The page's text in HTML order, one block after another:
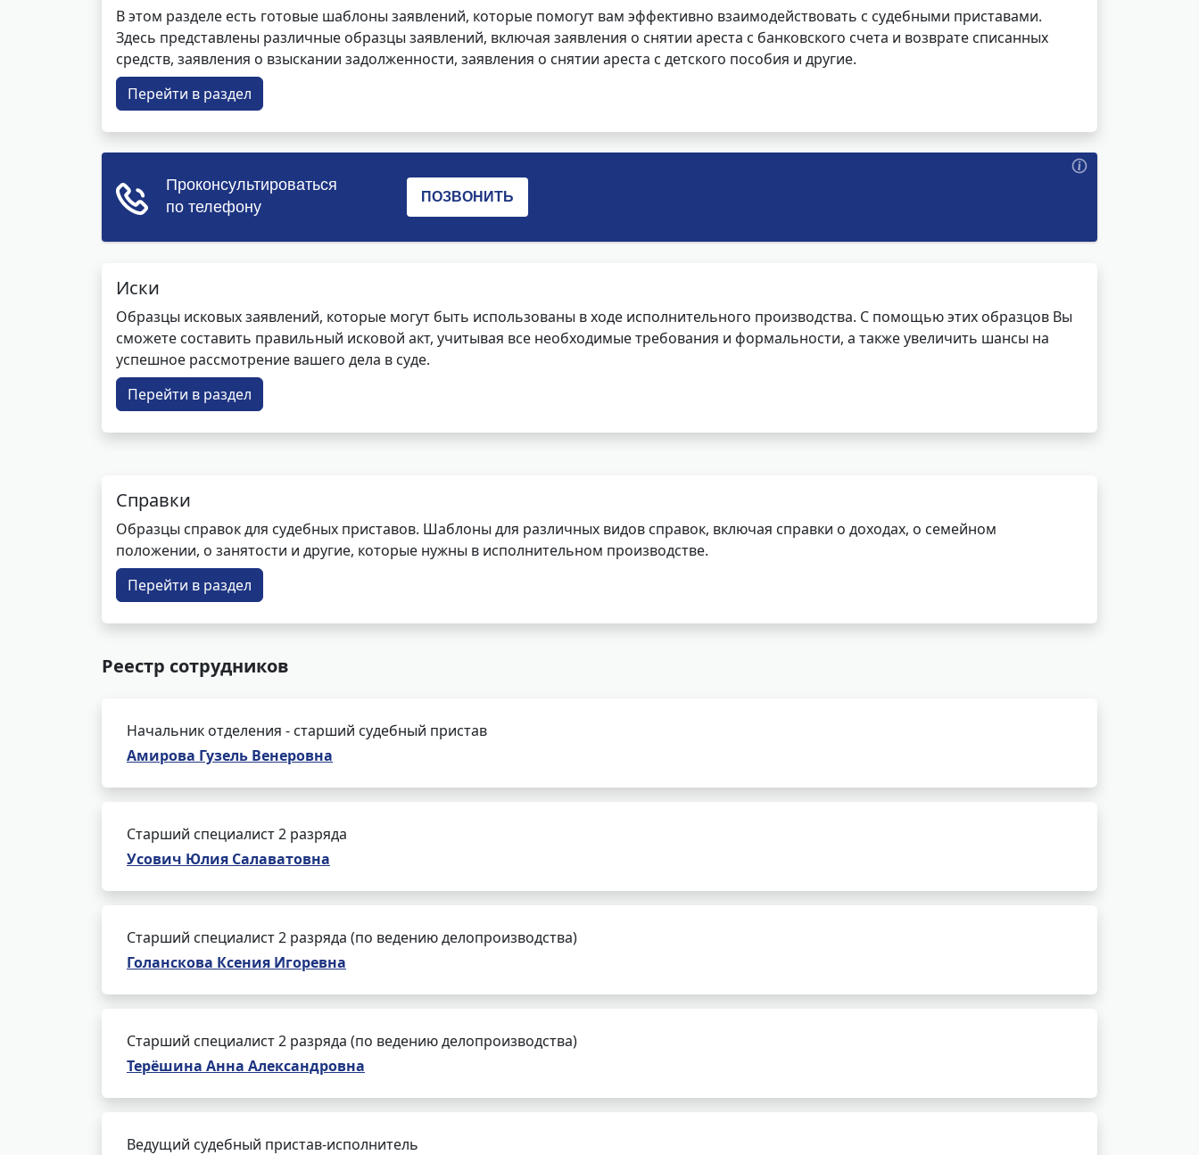
В этом разделе есть готовые шаблоны заявлений, которые помогут вам эффективно взаимодействовать с судебными приставами.
Здесь представлены различные образцы заявлений, включая заявления о снятии ареста с банковского счета и возврате списанных
средств, заявления о взыскании задолженности, заявления о снятии ареста с детского пособия и другие.
Перейти в раздел
Иски
Образцы исковых заявлений, которые могут быть использованы в ходе исполнительного производства. С помощью этих образцов Вы
сможете составить правильный исковой акт, учитывая все необходимые требования и формальности, а также увеличить шансы на
успешное рассмотрение вашего дела в суде.
Перейти в раздел
Справки
Образцы справок для судебных приставов. Шаблоны для различных видов справок, включая справки о доходах, о семейном
положении, о занятости и другие, которые нужны в исполнительном производстве.
Перейти в раздел
Реестр сотрудников
Начальник отделения - старший судебный пристав
Амирова Гузель Венеровна
Старший специалист 2 разряда
Усович Юлия Салаватовна
Старший специалист 2 разряда (по ведению делопроизводства)
Голанскова Ксения Игоревна
Старший специалист 2 разряда (по ведению делопроизводства)
Терёшина Анна Александровна
Ведущий судебный пристав-исполнитель